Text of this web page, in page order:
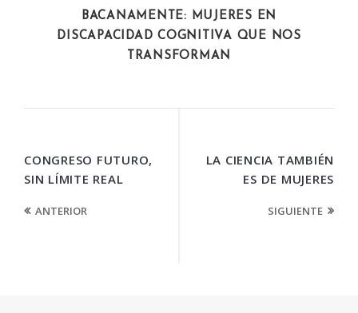
BACANAMENTE: MUJERES EN
DISCAPACIDAD COGNITIVA QUE NOS
TRANSFORMAN
CONGRESO FUTURO,
SIN LÍMITE REAL
ANTERIOR
LA CIENCIA TAMBIÉN
ES DE MUJERES
SIGUIENTE